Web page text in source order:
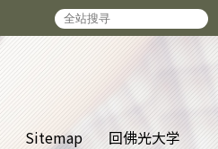
Sitemap 回佛光大学